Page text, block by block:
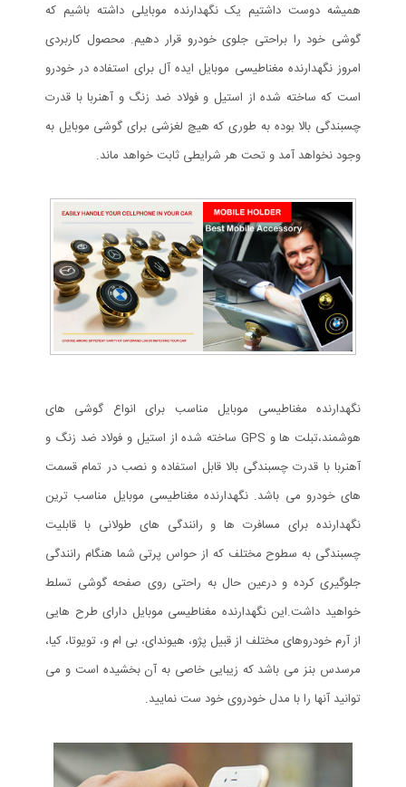
همیشه دوست داشتیم یک نگهدارنده موبایلی داشته باشیم که
گوشی خود را براحتی جلوی خودرو قرار دهیم. محصول کاربردی
امروز نگهدارنده مغناطیسی موبایل ایده آل برای استفاده در خودرو
است که ساخته شده از استیل و فولاد ضد زنگ و آهنربا با قدرت
چسبندگی بالا بوده به طوری که هیچ لغزشی برای گوشی موبایل به
وجود نخواهد آمد و تحت هر شرایطی ثابت خواهد ماند.
نگهدارنده مغناطیسی موبایل مناسب برای انواع گوشی های
هوشمند،تبلت ها و GPS ساخته شده از استیل و فولاد ضد زنگ و
آهنربا با قدرت چسبندگی بالا قابل استفاده و نصب در تمام قسمت
های خودرو می باشد. نگهدارنده مغناطیسی موبایل مناسب ترین
نگهدارنده برای مسافرت ها و رانندگی های طولانی با قابلیت
چسبندگی به سطوح مختلف که از حواس پرتی شما هنگام رانندگی
جلوگیری کرده و درعین حال به راحتی روی صفحه گوشی تسلط
خواهید داشت.این نگهدارنده مغناطیسی موبایل دارای طرح هایی
از آرم خودروهای مختلف از قبیل پژو، هیوندای، بی ام و، تویوتا، کیا،
مرسدس بنز می باشد که زیبایی خاصی به آن بخشیده است و می
توانید آنها را با مدل خودروی خود ست نمایید.